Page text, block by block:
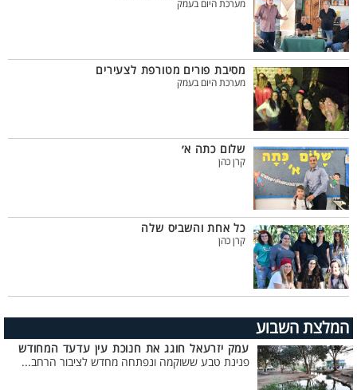
מערכת היום בעמק
מסיבת פורים מטורפת לצעירים
מערכת היום בעמק
שלום כתה א׳
קרן כהן
כל אחת והשביס שלה
קרן כהן
המלצת השבוע
עמק יזרעאל חוגג את חנוכת עין עדעד המחודש
פנינת טבע ששוקמה ונפתחה מחדש לציבור הרחב...